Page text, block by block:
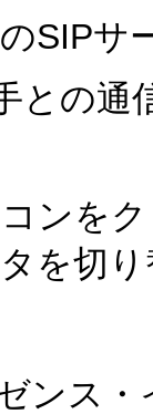
SIPサ
との通
コンを
を切
ンス